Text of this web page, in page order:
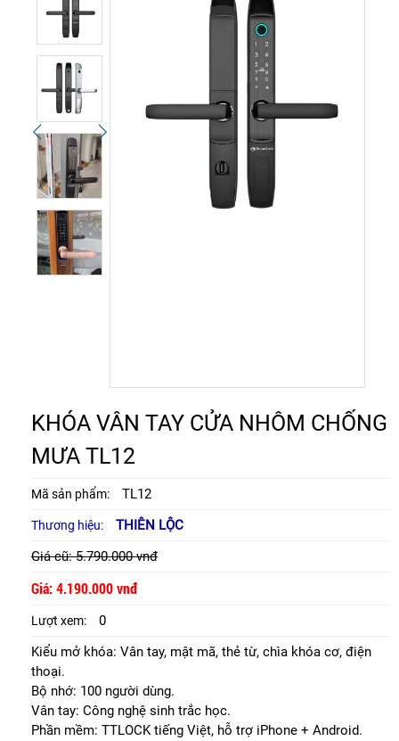
KHÓA VÂN TAY CỬA NHÔM CHỐNG
MƯA TL12
Mã sản phẩm: TL12
Thương hiệu:
THIÊN LỘC
Giá cũ: 5.790.000 vnđ
Giá: 4.190.000 vnđ
Lượt xem:
0
Kiểu mở khóa: Vân tay, mật mã, thẻ từ, chìa khóa cơ, điện
thoại.
Bộ nhớ: 100 người dùng.
Vân tay: Công nghệ sinh trắc học.
Phần mềm: TTLOCK tiếng Việt, hỗ trợ iPhone + Android.